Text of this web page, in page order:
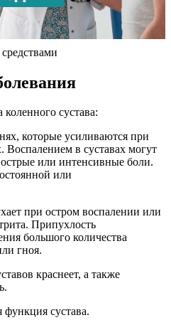
сустава:
которые усиливаются при
в суставах могут
или интенсивные боли.
или
при остром воспалении или
Припухлость
большого количества
гноя.
краснеет, а также
сустава.